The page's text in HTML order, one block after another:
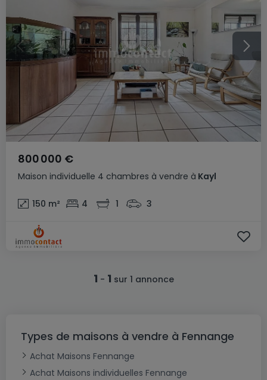
Maison individuelle 4 chambres à vendre à Kayl
800 000 €
150 m² 4 1 3
1 - 1 sur 1 annonce
Types de maisons à vendre à Fennange
Achat Maisons Fennange
Achat Maisons individuelles Fennange